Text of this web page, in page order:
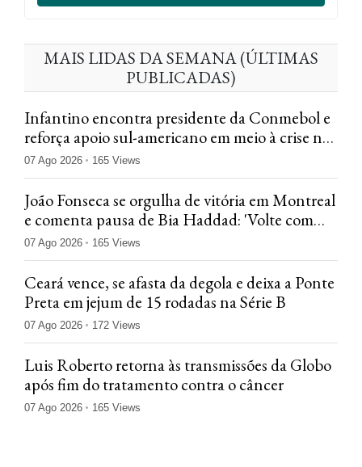
MAIS LIDAS DA SEMANA (ÚLTIMAS
PUBLICADAS)
Infantino encontra presidente da Conmebol e
reforça apoio sul-americano em meio à crise na
Fifa
07 Ago 2026 165 Views
João Fonseca se orgulha de vitória em Montreal
e comenta pausa de Bia Haddad: 'Volte com
tudo'
07 Ago 2026 165 Views
Ceará vence, se afasta da degola e deixa a Ponte
Preta em jejum de 15 rodadas na Série B
07 Ago 2026 172 Views
Luis Roberto retorna às transmissões da Globo
após fim do tratamento contra o câncer
07 Ago 2026 165 Views